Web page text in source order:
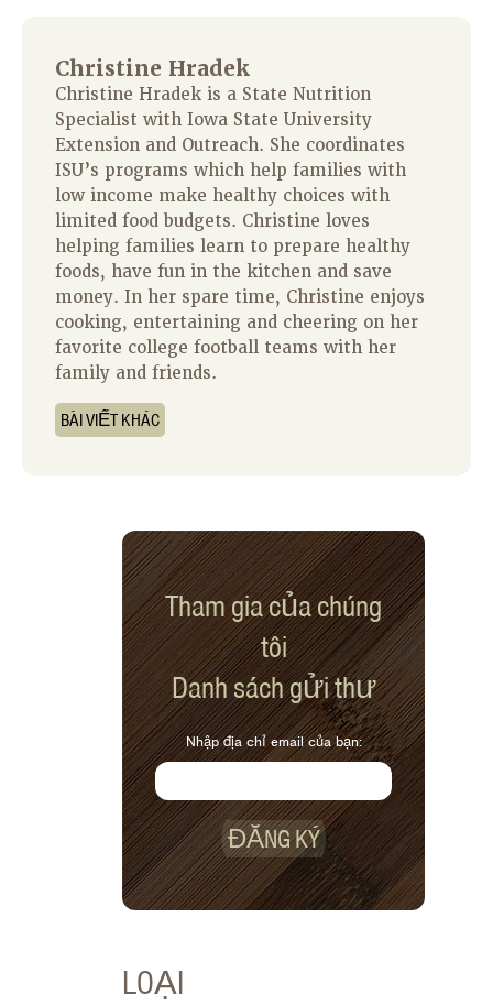
Christine Hradek
Christine Hradek is a State Nutrition
Specialist with Iowa State University
Extension and Outreach. She coordinates
ISU’s programs which help families with
low income make healthy choices with
limited food budgets. Christine loves
helping families learn to prepare healthy
foods, have fun in the kitchen and save
money. In her spare time, Christine enjoys
cooking, entertaining and cheering on her
favorite college football teams with her
family and friends.
BÀI VIẾT KHÁC
Tham gia của chúng
tôi
Danh sách gửi thư
Nhập địa chỉ email của bạn:
ĐĂNG KÝ
LOẠI